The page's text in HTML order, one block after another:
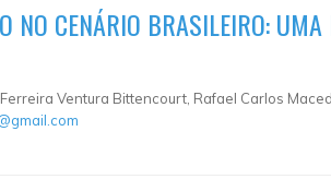
NO CENÁRIO BRASILEIRO:
Ventura Bittencourt, Rafael Carlos